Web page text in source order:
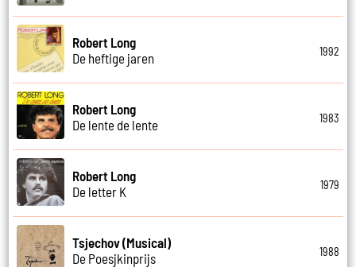
Robert Long
De heftige jaren
1992
Robert Long
De lente de lente
1983
Robert Long
De letter K
1979
Tsjechov (Musical)
De Poesjkinprijs
1988